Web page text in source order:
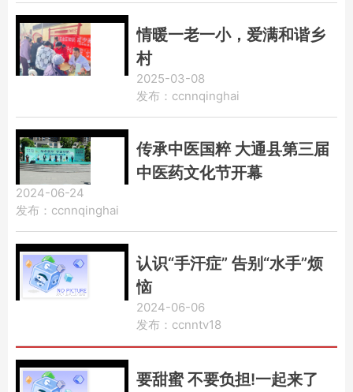
情暖一老一小，爱满和谐乡
村
2025-03-08
发布：ccnnqinghai
传承中医国粹 大通县第三届
中医药文化节开幕
2024-06-24
发布：ccnnqinghai
认识“手汗症” 告别“水手”烦
恼
2024-06-06
发布：ccnntv18
要甜蜜 不要负担!一起来了